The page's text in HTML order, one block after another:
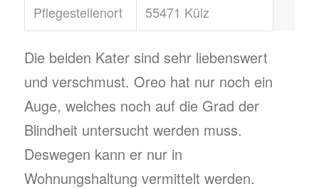
Pflegestellenort 55471 Külz
Die beiden Kater sind sehr liebenswert
und verschmust. Oreo hat nur noch ein
Auge, welches noch auf die Grad der
Blindheit untersucht werden muss.
Deswegen kann er nur in
Wohnungshaltung vermittelt werden.